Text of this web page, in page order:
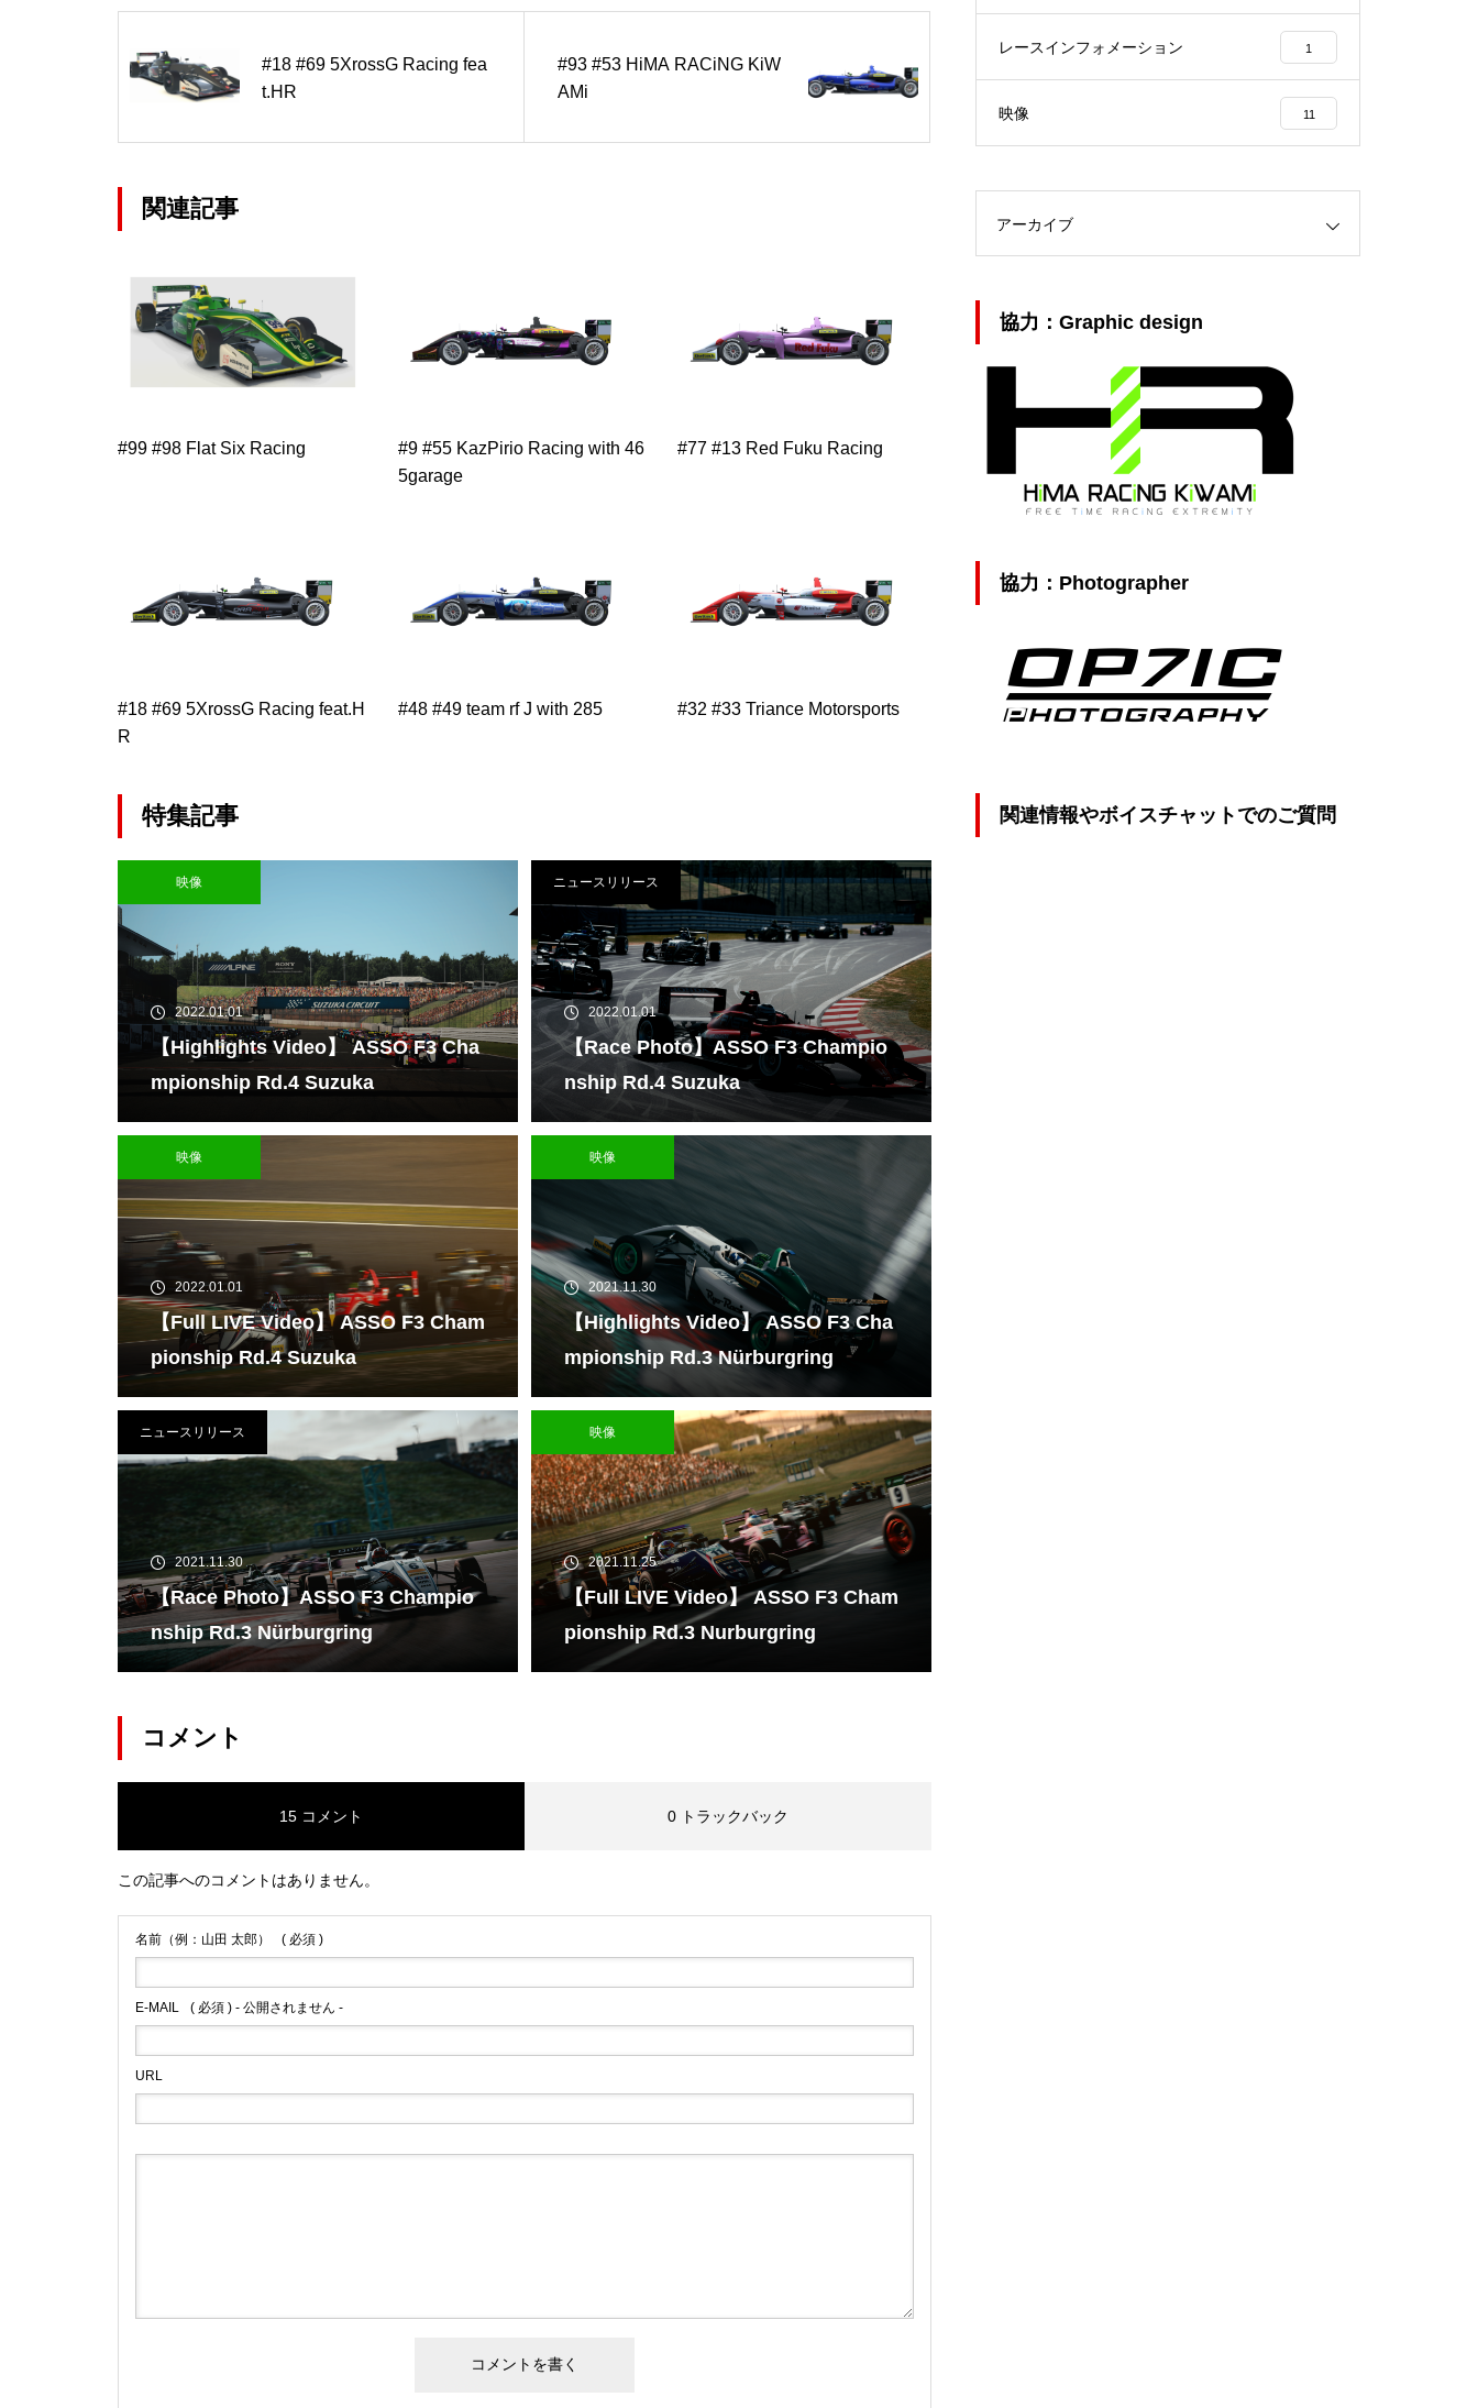
#18 #69 5XrossG Racing fea
t.HR
#93 #53 HiMA RACiNG KiW
AMi
関連記事
#99 #98 Flat Six Racing
#9 #55 KazPirio Racing with 46
5garage
#77 #13 Red Fuku Racing
#18 #69 5XrossG Racing feat.H
R
#48 #49 team rf J with 285 #32 #33 Triance Motorsports
特集記事
映像
2022.01.01
【Highlights Video】 ASSO F3 Cha
mpionship Rd.4 Suzuka
ニュースリリース
2022.01.01
【Race Photo】ASSO F3 Champio
nship Rd.4 Suzuka
映像
2022.01.01
【Full LIVE Video】 ASSO F3 Cham
pionship Rd.4 Suzuka
映像
2021.11.30
【Highlights Video】 ASSO F3 Cha
mpionship Rd.3 Nürburgring
ニュースリリース
2021.11.30
【Race Photo】ASSO F3 Champio
nship Rd.3 Nürburgring
映像
2021.11.25
【Full LIVE Video】 ASSO F3 Cham
pionship Rd.3 Nurburgring
コメント
15 コメント 0 トラックバック
この記事へのコメントはありません。
名前（例：山田 太郎） ( 必須 )
E-MAIL ( 必須 ) - 公開されません -
URL
レースインフォメーション 1
映像 11
アーカイブ
協力：Graphic design
協力：Photographer
関連情報やボイスチャットでのご質問